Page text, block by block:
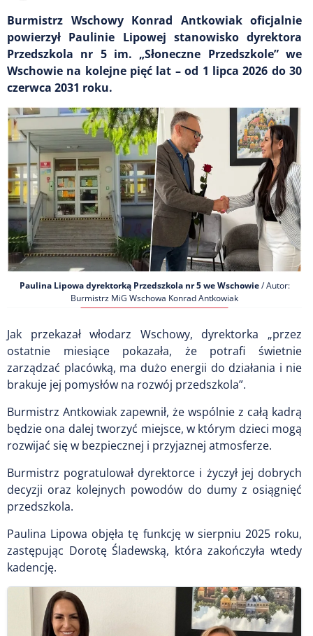
Burmistrz Wschowy Konrad Antkowiak oficjalnie
powierzył Paulinie Lipowej stanowisko dyrektora
Przedszkola nr 5 im. „Słoneczne Przedszkole” we
Wschowie na kolejne pięć lat – od 1 lipca 2026 do 30
czerwca 2031 roku.
Paulina Lipowa dyrektorką Przedszkola nr 5 we Wschowie / Autor:
Burmistrz MiG Wschowa Konrad Antkowiak
Jak przekazał włodarz Wschowy, dyrektorka „przez
ostatnie miesiące pokazała, że potrafi świetnie
zarządzać placówką, ma dużo energii do działania i nie
brakuje jej pomysłów na rozwój przedszkola”.
Burmistrz Antkowiak zapewnił, że wspólnie z całą kadrą
będzie ona dalej tworzyć miejsce, w którym dzieci mogą
rozwijać się w bezpiecznej i przyjaznej atmosferze.
Burmistrz pogratulował dyrektorce i życzył jej dobrych
decyzji oraz kolejnych powodów do dumy z osiągnięć
przedszkola.
Paulina Lipowa objęła tę funkcję w sierpniu 2025 roku,
zastępując Dorotę Śladewską, która zakończyła wtedy
kadencję.